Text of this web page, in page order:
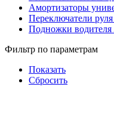
Амортизаторы
Переключатели
Подножки водителя
Фильтр по параметрам
Показать
Сбросить